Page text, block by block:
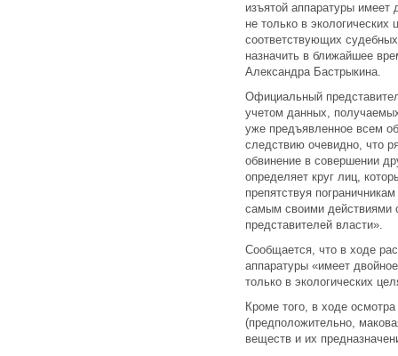
изъятой аппаратуры имеет
не только в
соответствующих
назначить в ближайшее
Александра Бастрыкина.
Официальный
учетом данных,
уже предъявленное всем
следствию очевидно, что
обвинение в совершении
определяет круг лиц,
препятствуя
самым своими действиями
представителей власти».
Сообщается, что в ходе
аппаратуры «имеет
только в экологических
Кроме того, в ходе
(предположительно,
веществ и их